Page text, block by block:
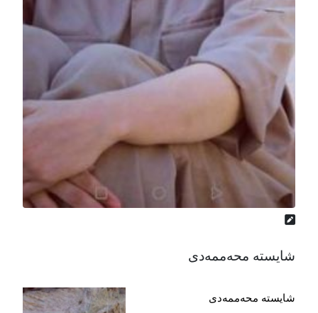
شایستە محەممەدی
شایستە محەممەدی